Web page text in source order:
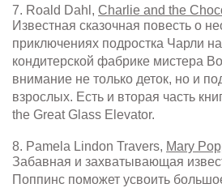
7. Roald Dahl, Charlie and the
Известная сказочная повесть о
приключениях подростка Чарли
кондитерской фабрике мистера
внимание не только деток, но и
взрослых. Есть и вторая часть
the Great Glass Elevator.
8. Pamela Lindon Travers, Mary
Забавная и захватывающая
Поппинс поможет усвоить